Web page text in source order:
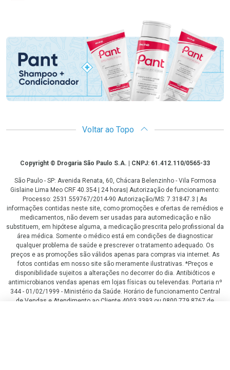
Promoção em Destaque
Voltar ao Topo
CopyrightCopyright © Drogaria São Paulo S.A. | CNPJ: 61.412.110/0565-33
São Paulo - SP: Avenida Renata, 60, Chácara Belenzinho - Vila Formosa
Gislaine Lima Meo CRF 40.354 | 24 horas| Autorização de funcionamento:
Processo: 2531.559767/2014-90 Autorização/MS: 7.31847.3 | As
informações contidas neste site, como promoções e ofertas de remédios e
medicamentos, não devem ser usadas para automedicação e não
substituem, em hipótese alguma, a medicação prescrita pelo profissional da
área médica. Somente o médico está em condições de diagnosticar
qualquer problema de saúde e prescrever o tratamento adequado. Os
preços e as promoções são válidos apenas para compras via internet. As
fotos contidas em nosso site são meramente ilustrativas. *Preços e
disponibilidade sujeitos a alterações no decorrer do dia. Antibióticos e
antimicrobianos vendas apenas em lojas físicas ou televendas. Portaria nº
344 - 01/02/1999 - Ministério da Saúde. Horário de funcionamento Central
de Vendas e Atendimento ao Cliente 4003 3393 ou 0800 779 8767 de